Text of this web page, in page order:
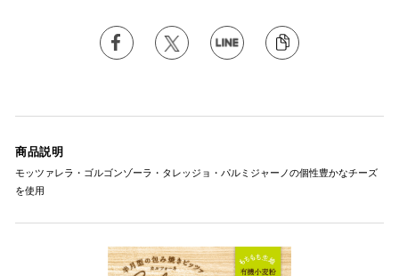
商品説明
モッツァレラ・ゴルゴンゾーラ・タレッジョ・パルミジャーノの個性豊かなチーズ
を使用